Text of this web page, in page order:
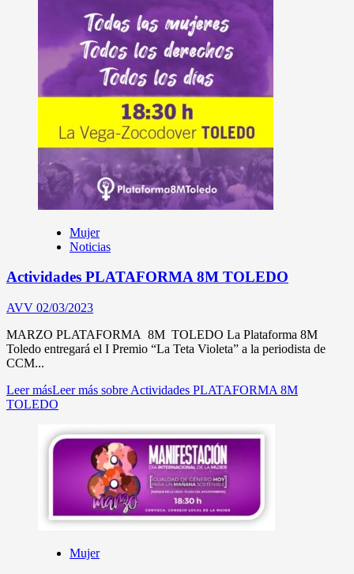
Mujer
Noticias
Actividades PLATAFORMA 8M TOLEDO
AVV 02/03/2023
MARZO PLATAFORMA 8M TOLEDO La Plataforma 8M
Toledo entregará el I Premio “La Teta Violeta” a la periodista de
CCM...
Leer másLeer más sobre Actividades PLATAFORMA 8M
TOLEDO
Mujer